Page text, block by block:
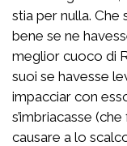
stia per nulla. Che
bene se ne
meglior cuoco di
suoi se havesse
impacciar con
s’imbriacasse
causare a lo